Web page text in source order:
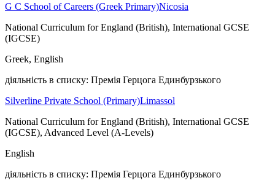
G C School of Careers (Greek Primary)Nicosia
National Curriculum for England (British), International GCSE
(IGCSE)
Greek, English
діяльність в списку: Премія Герцога Единбурзького
Silverline Private School (Primary)Limassol
National Curriculum for England (British), International GCSE
(IGCSE), Advanced Level (A-Levels)
English
діяльність в списку: Премія Герцога Единбурзького